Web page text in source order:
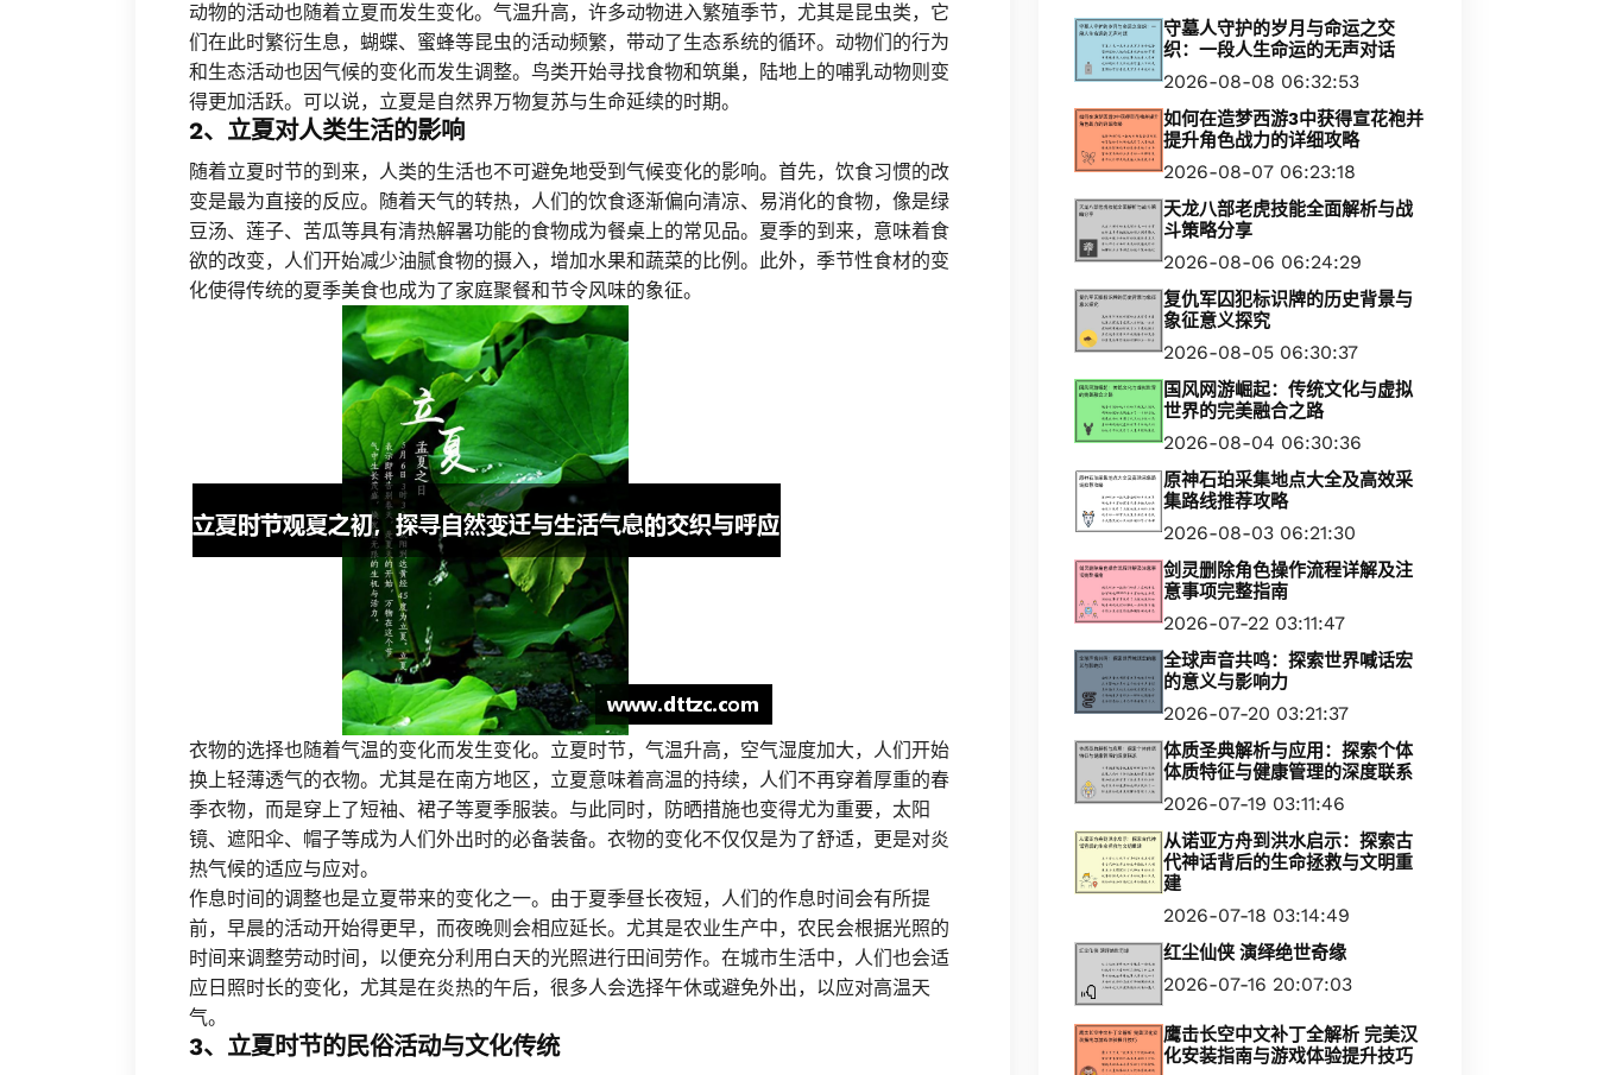
动物的活动也随着立夏而发生变化。气温升高，许多动物进入繁殖季节，尤其是昆虫类，它
们在此时繁衍生息，蝴蝶、蜜蜂等昆虫的活动频繁，带动了生态系统的循环。动物们的行为
和生态活动也因气候的变化而发生调整。鸟类开始寻找食物和筑巢，陆地上的哺乳动物则变
得更加活跃。可以说，立夏是自然界万物复苏与生命延续的时期。
2、立夏对人类生活的影响
随着立夏时节的到来，人类的生活也不可避免地受到气候变化的影响。首先，饮食习惯的改
变是最为直接的反应。随着天气的转热，人们的饮食逐渐偏向清凉、易消化的食物，像是绿
豆汤、莲子、苦瓜等具有清热解暑功能的食物成为餐桌上的常见品。夏季的到来，意味着食
欲的改变，人们开始减少油腻食物的摄入，增加水果和蔬菜的比例。此外，季节性食材的变
化使得传统的夏季美食也成为了家庭聚餐和节令风味的象征。
衣物的选择也随着气温的变化而发生变化。立夏时节，气温升高，空气湿度加大，人们开始
换上轻薄透气的衣物。尤其是在南方地区，立夏意味着高温的持续，人们不再穿着厚重的春
季衣物，而是穿上了短袖、裙子等夏季服装。与此同时，防晒措施也变得尤为重要，太阳
镜、遮阳伞、帽子等成为人们外出时的必备装备。衣物的变化不仅仅是为了舒适，更是对炎
热气候的适应与应对。
作息时间的调整也是立夏带来的变化之一。由于夏季昼长夜短，人们的作息时间会有所提
前，早晨的活动开始得更早，而夜晚则会相应延长。尤其是农业生产中，农民会根据光照的
时间来调整劳动时间，以便充分利用白天的光照进行田间劳作。在城市生活中，人们也会适
应日照时长的变化，尤其是在炎热的午后，很多人会选择午休或避免外出，以应对高温天
气。
3、立夏时节的民俗活动与文化传统
守墓人守护的岁月与命运之交
织：一段人生命运的无声对话
2026-08-08 06:32:53
如何在造梦西游3中获得宣花袍并
提升角色战力的详细攻略
2026-08-07 06:23:18
天龙八部老虎技能全面解析与战
斗策略分享
2026-08-06 06:24:29
复仇军囚犯标识牌的历史背景与
象征意义探究
2026-08-05 06:30:37
国风网游崛起：传统文化与虚拟
世界的完美融合之路
2026-08-04 06:30:36
原神石珀采集地点大全及高效采
集路线推荐攻略
2026-08-03 06:21:30
剑灵删除角色操作流程详解及注
意事项完整指南
2026-07-22 03:11:47
全球声音共鸣：探索世界喊话宏
的意义与影响力
2026-07-20 03:21:37
体质圣典解析与应用：探索个体
体质特征与健康管理的深度联系
2026-07-19 03:11:46
从诺亚方舟到洪水启示：探索古
代神话背后的生命拯救与文明重
建
2026-07-18 03:14:49
红尘仙侠 演绎绝世奇缘
2026-07-16 20:07:03
鹰击长空中文补丁全解析 完美汉
化安装指南与游戏体验提升技巧